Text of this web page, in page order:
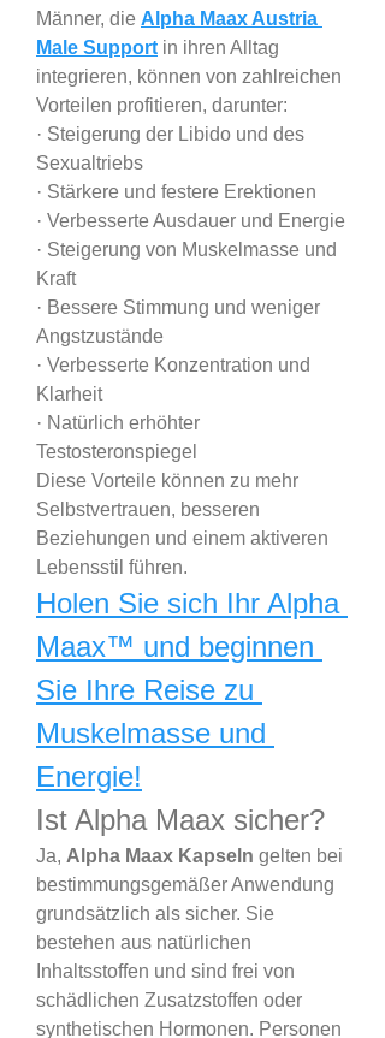
Männer, die Alpha Maax Austria
Male Support in ihren Alltag
integrieren, können von zahlreichen
Vorteilen profitieren, darunter:
· Steigerung der Libido und des
Sexualtriebs
· Stärkere und festere Erektionen
· Verbesserte Ausdauer und Energie
· Steigerung von Muskelmasse und
Kraft
· Bessere Stimmung und weniger
Angstzustände
· Verbesserte Konzentration und
Klarheit
· Natürlich erhöhter
Testosteronspiegel
Diese Vorteile können zu mehr
Selbstvertrauen, besseren
Beziehungen und einem aktiveren
Lebensstil führen.
Holen Sie sich Ihr Alpha
Maax™ und beginnen
Sie Ihre Reise zu
Muskelmasse und
Energie!
Ist Alpha Maax sicher?
Ja, Alpha Maax Kapseln gelten bei
bestimmungsgemäßer Anwendung
grundsätzlich als sicher. Sie
bestehen aus natürlichen
Inhaltsstoffen und sind frei von
schädlichen Zusatzstoffen oder
synthetischen Hormonen. Personen